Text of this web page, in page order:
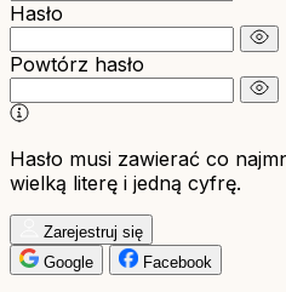
Hasło
Powtórz hasło
Hasło musi zawierać co
wielką literę i jedną cyfrę.
Zarejestruj się
Google
Facebook